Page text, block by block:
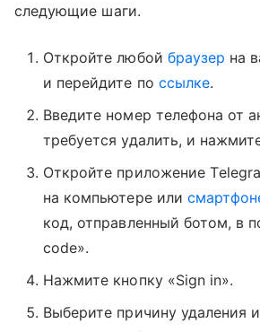
следующие шаги.
Откройте любой браузер на
и перейдите по ссылке.
Введите номер телефона от
требуется удалить, и
Откройте приложение
на компьютере или
код, отправленный ботом, в
code».
Нажмите кнопку «Sign in».
Выберите причину удаления